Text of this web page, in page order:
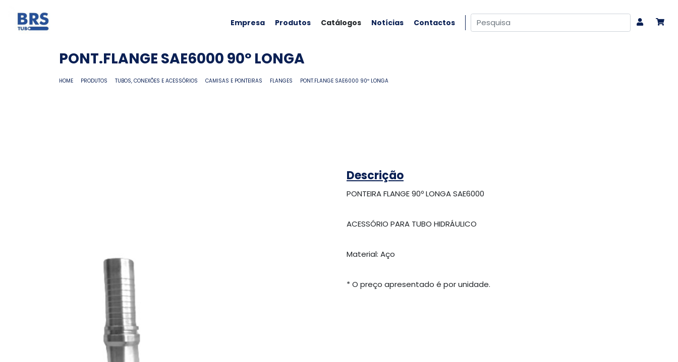
Empresa Produtos Catálogos Notícias Contactos
PONT.FLANGE SAE6000 90º LONGA
HOME PRODUTOS TUBOS, CONEXÕES E ACESSÓRIOS CAMISAS E PONTEIRAS FLANGES PONT.FLANGE SAE6000 90º LONGA
Descrição
PONTEIRA FLANGE 90º LONGA SAE6000
ACESSÓRIO PARA TUBO HIDRÁULICO
Material: Aço
* O preço apresentado é por unidade.